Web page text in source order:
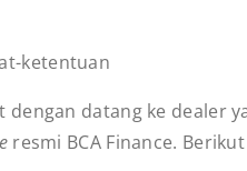
ketentuan
datang ke dealer
resmi BCA Finance.